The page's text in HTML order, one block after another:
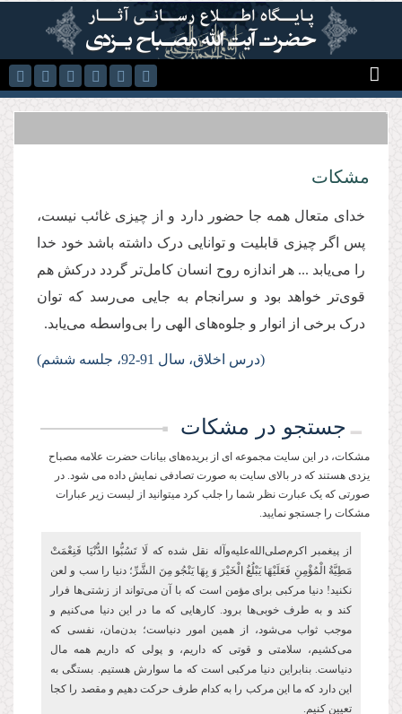
رفتن به محتوای اصلی
مشکات
خدای متعال همه جا حضور دارد و از چیزی غائب نیست،
پس اگر چیزی قابلیت و توانایی درک داشته باشد خود خدا
را می‌یابد ... هر اندازه روح انسان کامل‌تر گردد درکش هم
قوی‌تر خواهد بود و سرانجام به جایی می‌رسد که توان
درک برخی از انوار و جلوه‌های الهی را بی‌واسطه می‌یابد.
(درس‌ اخلاق، سال 91-92، جلسه ششم)
جستجو در مشکات
مشکات، در این سایت مجموعه ای از بریده‌های بیانات حضرت علامه مصباح
یزدی هستند که در بالای سایت به صورت تصادفی نمایش داده می شود. در
صورتی که یک عبارت نظر شما را جلب کرد میتوانید از لیست زیر عبارات
مشکات را جستجو نمایید.
از پیغمبر اکرم‌صلی‌الله‌علیه‌و‌آله نقل شده که لَا تَسُبُّوا الدُّنْیَا فَنِعْمَتْ‏
مَطِیَّةُ الْمُؤْمِنِ فَعَلَیْهَا یَبْلُغُ الْخَیْرَ وَ بِهَا یَنْجُو مِنَ الشَّرِّ؛ دنیا را سب و لعن
نکنید! دنیا مرکبی برای مؤمن است که با آن می‌تواند از زشتی‌ها فرار
کند و به طرف خوبی‌ها برود. کارهایی که ما در این دنیا می‌کنیم و
موجب ثواب می‌شود، از همین امور دنیاست؛ بدن‌مان، نفسی که
می‌کشیم، سلامتی و قوتی که داریم، و پولی که داریم همه مال
دنیاست. بنابراین دنیا مرکبی است که ما سوارش هستیم. بستگی به
این دارد که ما این مرکب را به کدام طرف حرکت دهیم و مقصد را کجا
تعیین کنیم.